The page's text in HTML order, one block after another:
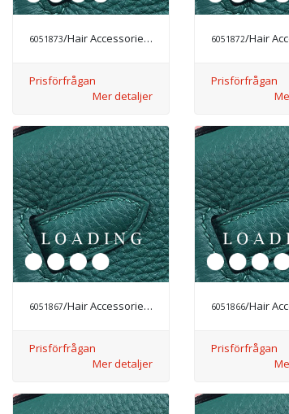
6051873/Hair Accessories från CHANEL
Prisförfrågan
Mer detaljer
6051872/Hair
Prisförfrågan
6051867/Hair Accessories från CHANEL
Prisförfrågan
Mer detaljer
6051866/Hair
Prisförfrågan